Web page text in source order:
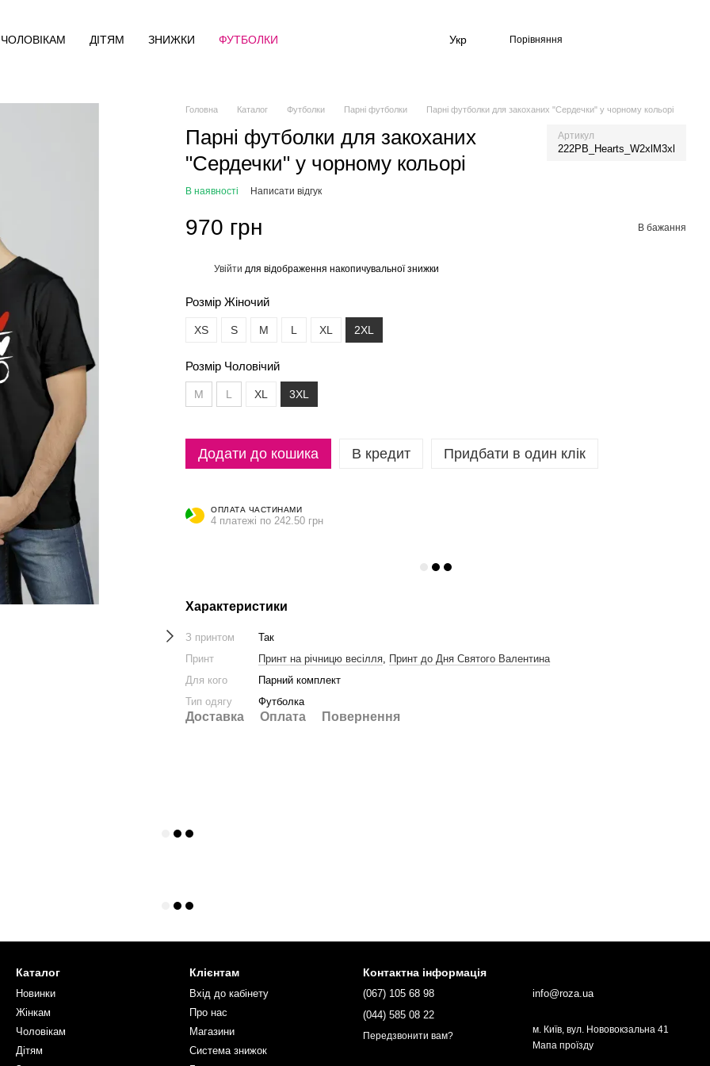
ЧОЛОВІКАМ ДІТЯМ ЗНИЖКИ ФУТБОЛКИ Укр Порівняння
Головна Каталог Футболки Парні футболки Парні футболки для закоханих "Сердечки" у чорному кольорі
Парні футболки для закоханих
"Сердечки" у чорному кольорі
Артикул
222PB_Hearts_W2xlM3xl
В наявності Написати відгук
970 грн В бажання
Увійти для відображення накопичувальної знижки
Розмір Жіночий
XS S M L XL 2XL
Розмір Чоловічий
M L XL 3XL
Додати до кошика В кредит Придбати в один клік
ОПЛАТА ЧАСТИНАМИ
4 платежі по 242.50 грн
Характеристики
З принтом
Так
Принт
Принт на річницю весілля, Принт до Дня Святого Валентина
Для кого
Парний комплект
Тип одягу
Футболка
Доставка Оплата Повернення
Каталог
Новинки
Жінкам
Чоловікам
Дітям
Клієнтам
Вхід до кабінету
Про нас
Магазини
Система знижок
Контактна інформація
(067) 105 68 98
(044) 585 08 22
Передзвонити вам?
info@roza.ua
м. Київ, вул. Нововокзальна 41
Мапа проїзду